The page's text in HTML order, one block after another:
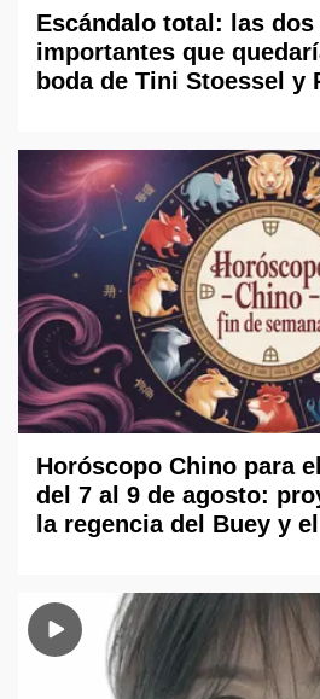
Escándalo total: las
importantes que
boda de Tini Stoessel y
Horóscopo Chino para
del 7 al 9 de agosto:
la regencia del Buey y